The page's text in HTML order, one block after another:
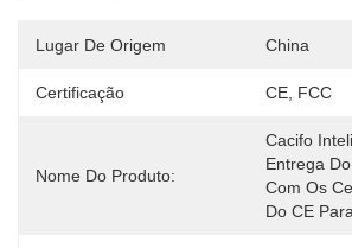
Lugar De Origem China
Certificação CE, FCC
Nome Do Produto:
Cacifo
Entrega
Com Os
Do CE